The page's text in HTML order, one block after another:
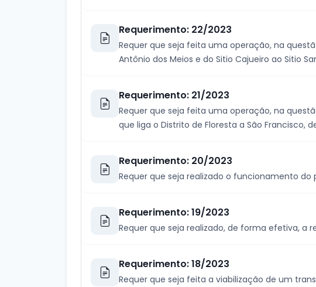
Requerimento: 22/2023
Requer que seja feita uma operação, na
Antônio dos Meios e do Sitio Cajueiro ao Sitio
Requerimento: 21/2023
Requer que seja feita uma operação, na
que liga o Distrito de Floresta a São Francisco,
Requerimento: 20/2023
Requer que seja realizado o funcionamento
Requerimento: 19/2023
Requer que seja realizado, de forma efetiva, a
Requerimento: 18/2023
Requer que seja feita a viabilização de um